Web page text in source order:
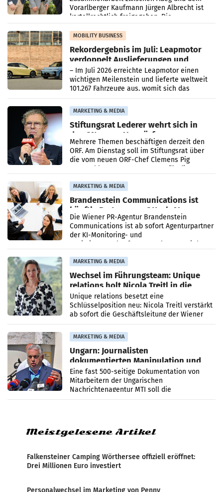
Vorarlberger Kaufmann Jürgen Albrecht ist
kartellrechtlich freigegeben: Die
Bundeswettbewerbsbehörde und der
Bundeskartellanwalt
MOBILITY BUSINESS
Rekordergebnis im Juli: Leapmotor
verdoppelt Auslieferungen und
überschreitet die 100.000er-Marke
– Im Juli 2026 erreichte Leapmotor einen
wichtigen Meilenstein und lieferte weltweit
101.267 Fahrzeuge aus, womit sich das
Ergebnis gegenüber Juli 2025 mehr als
verdoppelte (+102
MARKETING & MEDIA
Stiftungsrat Lederer wehrt sich in
den SN gegen Vorwürfe
Mehrere Themen beschäftigen derzeit den
ORF. Am Dienstag soll im Stiftungsrat über
die vom neuen ORF-Chef Clemens Pig
vorgeschlagenen Besetzungen für die
MARKETING & MEDIA
Brandenstein Communications ist
künftig Partner von OtterlyAI
Die Wiener PR-Agentur Brandenstein
Communications ist ab sofort Agenturpartner
der KI-Monitoring- und
Optimierungsplattform OtterlyAI. Damit baut
MARKETING & MEDIA
Wechsel im Führungsteam: Unique
relations holt Nicola Treitl in die
Geschäftsleitung
Unique relations besetzt eine
Schlüsselposition neu: Nicola Treitl verstärkt
ab sofort die Geschäftsleitung der Wiener
PR-Agentur an der Seite von Josef Kalina und
Anna Kalina-Mahr.
MARKETING & MEDIA
Ungarn: Journalisten
dokumentierten Manipulation und
Zensur
Eine fast 500-seitige Dokumentation von
Mitarbeitern der Ungarischen
Nachrichtenagentur MTI soll die
systematische Nachrichten-Manipulation und
Meistgelesene Artikel
Falkensteiner Camping Wörthersee offiziell eröffnet:
Drei Millionen Euro investiert
Personalwechsel im Marketing von Penny